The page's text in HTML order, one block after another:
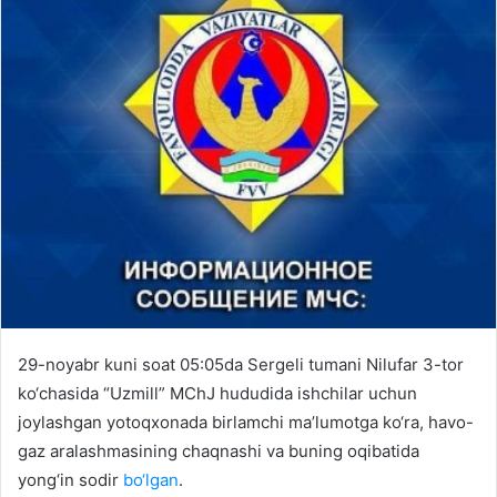
29-noyabr kuni soat 05:05da Sergeli tumani Nilufar 3-tor
ko‘chasida “Uzmill” MChJ hududida ishchilar uchun
joylashgan yotoqxonada birlamchi ma’lumotga ko‘ra, havo-
gaz aralashmasining chaqnashi va buning oqibatida
yong‘in sodir bo‘lgan.